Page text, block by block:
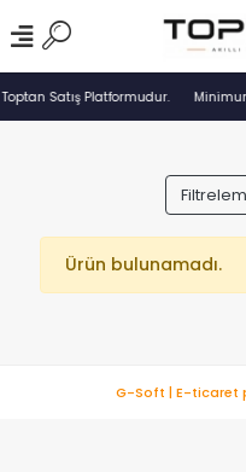
Satış Platformudur.
Ürün bulunamadı.
G-Soft | E-ticaret